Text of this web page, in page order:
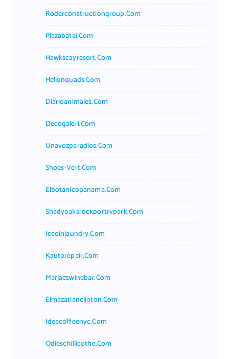
Roderconstructiongroup.com
Plazabatai.com
Hawkscayresort.com
Hellonquads.com
Diarioanimales.com
Decogaleri.com
Unavozparadios.com
Shoes-Vert.com
Elbotanicopanama.com
Shadyoaksrockportrvpark.com
Jccoinlaundry.com
Kautorepair.com
Marjaeswinebar.com
Elmazatlanclinton.com
Ideacoffeenyc.com
Odieschillicothe.com